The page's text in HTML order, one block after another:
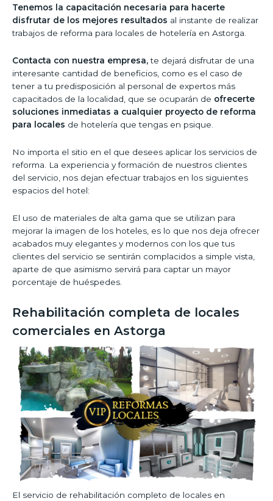
Tenemos la capacitación necesaria para hacerte
disfrutar de los mejores resultados al instante de realizar
trabajos de reforma para locales de hotelería en Astorga.
Contacta con nuestra empresa,te dejará disfrutar de una
interesante cantidad de beneficios, como es el caso de
tener a tu predisposición al personal de expertos más
capacitados de la localidad, que se ocuparán de ofrecerte
soluciones inmediatas a cualquier proyecto de reforma
para locales de hotelería que tengas en psique.
No importa el sitio en el que desees aplicar los servicios de
reforma. La experiencia y formación de nuestros clientes
del servicio, nos dejan efectuar trabajos en los siguientes
espacios del hotel:
El uso de materiales de alta gama que se utilizan para
mejorar la imagen de los hoteles, es lo que nos deja ofrecer
acabados muy elegantes y modernos con los que tus
clientes del servicio se sentirán complacidos a simple vista,
aparte de que asimismo servirá para captar un mayor
porcentaje de huéspedes.
Rehabilitación completa de locales
comerciales en Astorga
El servicio de rehabilitación completo de locales en